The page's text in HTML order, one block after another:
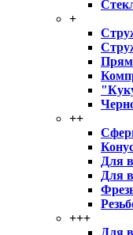
+
++
Для
Для
+++
Для